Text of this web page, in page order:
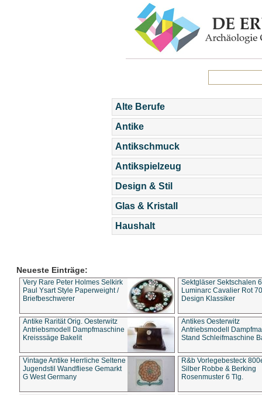
Alte Berufe
Antike
Antikschmuck
Antikspielzeug
Design & Stil
Glas & Kristall
Haushalt
Neueste Einträge:
Very Rare Peter Holmes Selkirk
Paul Ysart Style Paperweight /
Briefbeschwerer
Sektgläser Sektschalen
Luminarc Cavalier Rot
Design Klassiker
Antike Rarität Orig. Oesterwitz
Antriebsmodell Dampfmaschine
Kreisssäge Bakelit
Antikes Oesterwitz
Antriebsmodell
Stand Schleifmaschine
Vintage Antike Herrliche Seltene
Jugendstil Wandfliese Gemarkt
G West Germany
R&b Vorlegebesteck
Silber Robbe & Berking
Rosenmuster 6 Tlg.